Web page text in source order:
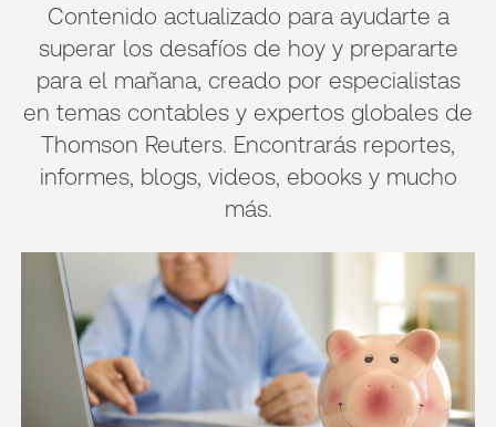
Contenido actualizado para ayudarte a
superar los desafíos de hoy y prepararte
para el mañana, creado por especialistas
en temas contables y expertos globales de
Thomson Reuters. Encontrarás reportes,
informes, blogs, videos, ebooks y mucho
más.